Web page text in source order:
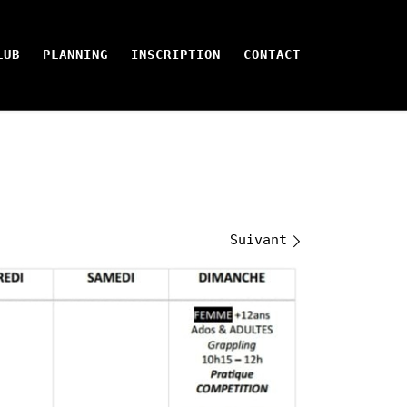
PLANNING INSCRIPTION CONTACT
Suivant